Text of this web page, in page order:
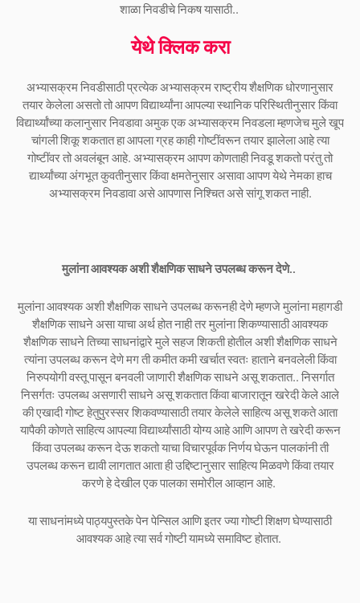
शाळा निवडीचे निकष यासाठी..
येथे क्लिक करा
अभ्यासक्रम निवडीसाठी प्रत्येक अभ्यासक्रम राष्ट्रीय शैक्षणिक धोरणानुसार
तयार केलेला असतो तो आपण विद्यार्थ्यांना आपल्या स्थानिक परिस्थितीनुसार किंवा
विद्यार्थ्यांच्या कलानुसार निवडावा अमुक एक अभ्यासक्रम निवडला म्हणजेच मुले खूप
चांगली शिकू शकतात हा आपला ग्रह काही गोष्टींवरून तयार झालेला आहे त्या
गोष्टींवर तो अवलंबून आहे. अभ्यासक्रम आपण कोणताही निवडू शकतो परंतु तो
द्यार्थ्‍यांच्‍या अंगभूत कुवतीनुसार किंवा क्षमतेनुसार असावा आपण येथे नेमका हाच
अभ्यासक्रम निवडावा असे आपणास निश्चित असे सांगू शकत नाही.
मुलांना आवश्यक अशी शैक्षणिक साधने उपलब्ध करून देणे..
मुलांना आवश्यक अशी शैक्षणिक साधने उपलब्ध करूनही देणे म्हणजे मुलांना महागडी
शैक्षणिक साधने असा याचा अर्थ होत नाही तर मुलांना शिकण्यासाठी आवश्यक
शैक्षणिक साधने तिच्या साधनांद्वारे मुले सहज शिकती होतील अशी शैक्षणिक साधने
त्यांना उपलब्ध करून देणे मग ती कमीत कमी खर्चात स्वतः हाताने बनवलेली किंवा
निरुपयोगी वस्तू पासून बनवली जाणारी शैक्षणिक साधने असू शकतात.. निसर्गात
निसर्गतः उपलब्ध असणारी साधने असू शकतात किंवा बाजारातून खरेदी केले आले
की एखादी गोष्ट हेतुपुरस्सर शिकवण्यासाठी तयार केलेले साहित्य असू शकते आता
यापैकी कोणते साहित्य आपल्या विद्यार्थ्यांसाठी योग्य आहे आणि आपण ते खरेदी करून
किंवा उपलब्ध करून देऊ शकतो याचा विचारपूर्वक निर्णय घेऊन पालकांनी ती
उपलब्ध करून द्यावी लागतात आता ही उद्दिष्टानुसार साहित्य मिळवणे किंवा तयार
करणे हे देखील एक पालका समोरील आव्हान आहे.
या साधनांमध्ये पाठ्यपुस्तके पेन पेन्सिल आणि इतर ज्या गोष्टी शिक्षण घेण्यासाठी
आवश्यक आहे त्या सर्व गोष्टी यामध्ये समाविष्ट होतात.